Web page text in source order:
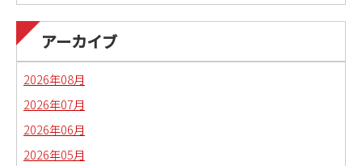
日本語教育副専攻課程通信(日本語教師)
琉球沖縄文化コースの取り組み
アーカイブ
2026年08月
2026年07月
2026年06月
2026年05月